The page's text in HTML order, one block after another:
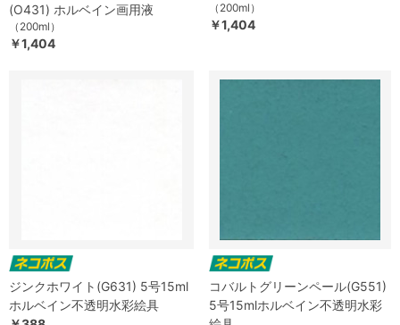
(O431) ホルベイン画用液
（200ml）
￥1,404
（200ml）
￥1,404
ジンクホワイト(G631) 5号15ml
ホルベイン不透明水彩絵具
コバルトグリーンペール(G551)
5号15mlホルベイン不透明水彩